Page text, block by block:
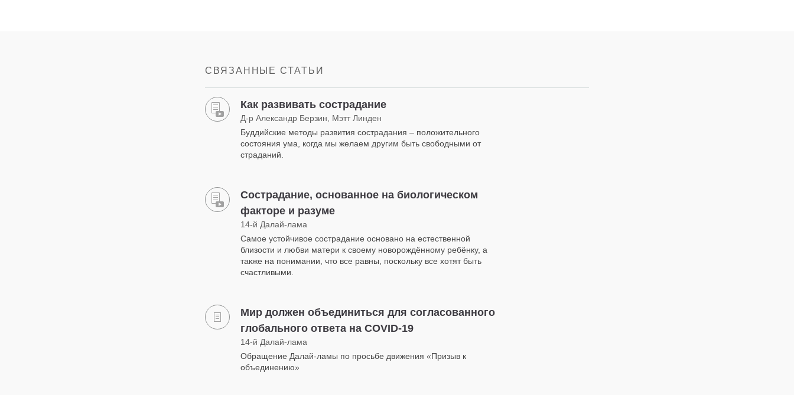
СВЯЗАННЫЕ СТАТЬИ
Как развивать сострадание
Д-р Александр Берзин, Мэтт Линден
Буддийские методы развития сострадания – положительного
состояния ума, когда мы желаем другим быть свободными от
страданий.
Сострадание, основанное на биологическом
факторе и разуме
14-й Далай-лама
Самое устойчивое сострадание основано на естественной
близости и любви матери к своему новорождённому ребёнку, а
также на понимании, что все равны, поскольку все хотят быть
счастливыми.
Мир должен объединиться для согласованного
глобального ответа на COVID-19
14-й Далай-лама
Обращение Далай-ламы по просьбе движения «Призыв к
объединению»